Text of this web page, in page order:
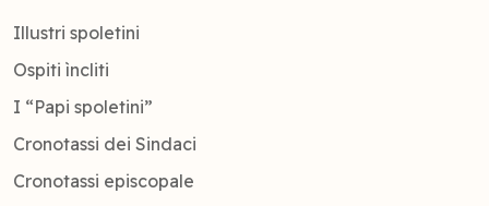
Illustri spoletini
Ospiti ìncliti
I “Papi spoletini”
Cronotassi dei Sindaci
Cronotassi episcopale